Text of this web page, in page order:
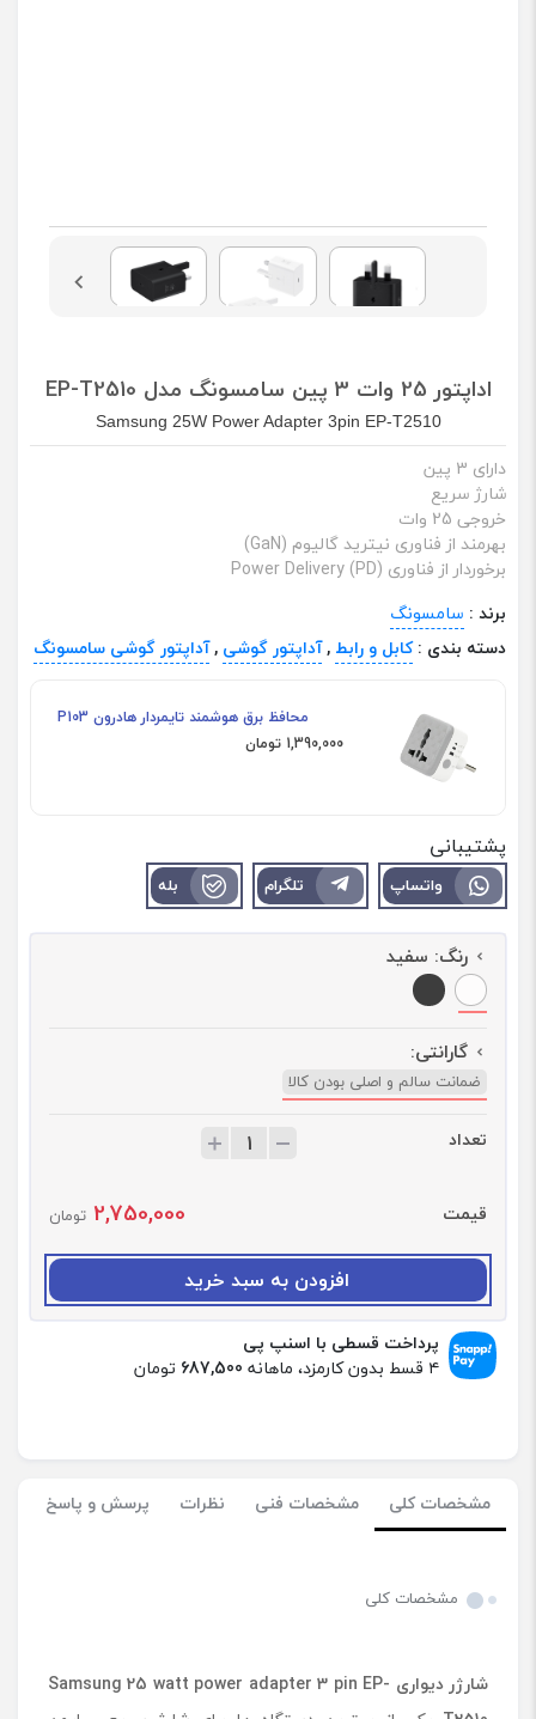
اداپتور 25 وات 3 پین سامسونگ مدل EP-T2510
Samsung 25W Power Adapter 3pin EP-T2510
دارای 3 پین
شارژ سریع
خروجی 25 وات
بهرمند از فناوری نیترید گالیوم (GaN)
برخوردار از فناوری Power Delivery (PD)
برند : سامسونگ
دسته بندی :کابل و رابط ,آداپتور گوشی ,آداپتور گوشی سامسونگ
محافظ برق هوشمند تایمردار هادرون P103
1,390,000 تومان
پشتیبانی
واتساپ تلگرام بله
رنگ: سفید
گارانتی:
ضمانت سالم و اصلی بودن کالا
تعداد
:
ا
د
ا
پ
و
س
قیمت 2,750,000 تومان
افزودن به سبد خرید
پرداخت قسطی با اسنپ پی
۴ قسط بدون کارمزد، ماهانه
687,500 تومان
مشخصات کلی مشخصات فنی نظرات پرسش و پاسخ
مشخصات کلی
شارژر دیواری Samsung 25 watt power adapter 3 pin EP-